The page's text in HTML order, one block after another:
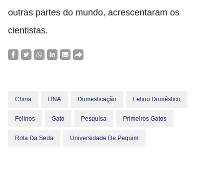
outras partes do mundo, acrescentaram os
cientistas.
China DNA Domesticação Felino Doméstico
Felinos Gato Pesquisa Primeiros Gatos
Rota Da Seda Universidade De Pequim